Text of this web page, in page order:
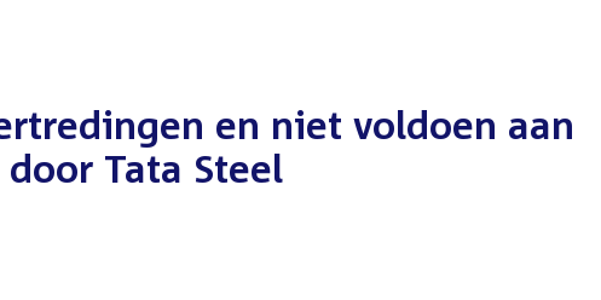
en niet voldoen aan
Tata Steel